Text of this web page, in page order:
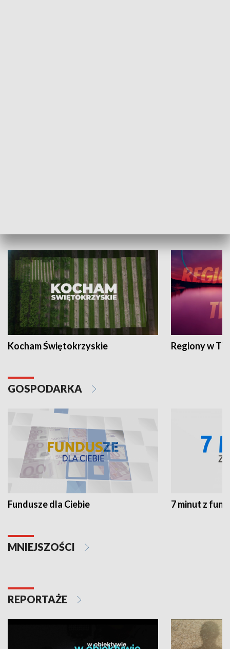
Kocham Świętokrzyskie Regiony w
GOSPODARKA
Fundusze dla Ciebie 7 minut z
MNIEJSZOŚCI
REPORTAŻE